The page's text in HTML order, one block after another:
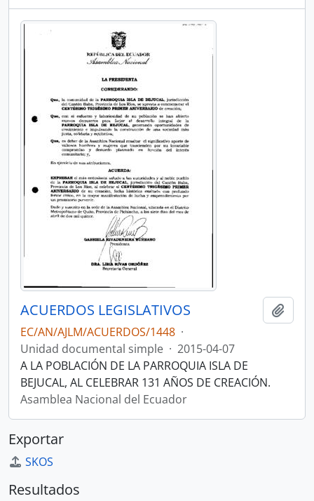
ACUERDOS LEGISLATIVOS
EC/AN/AJLM/ACUERDOS/1448 ·
Unidad documental simple · 2015-04-07
A LA POBLACIÓN DE LA PARROQUIA ISLA DE
BEJUCAL, AL CELEBRAR 131 AÑOS DE CREACIÓN.
Asamblea Nacional del Ecuador
Exportar
SKOS
Resultados